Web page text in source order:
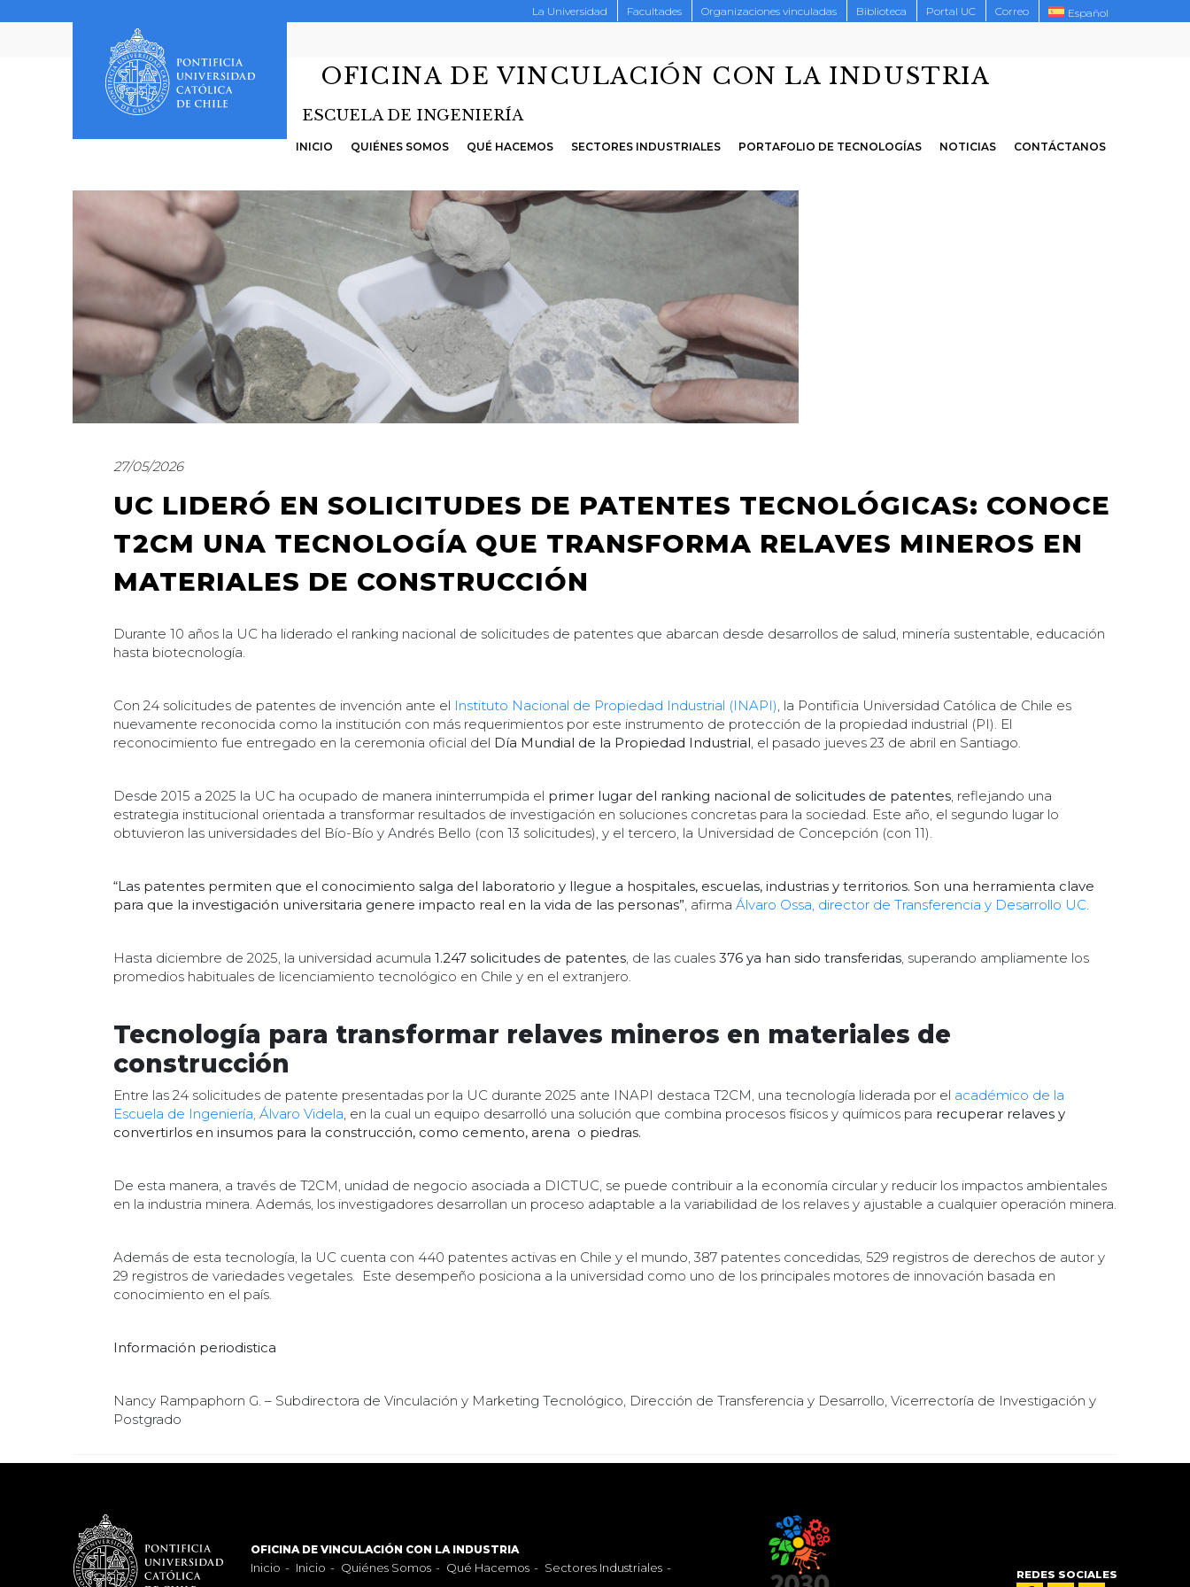
La Universidad Facultades Organizaciones vinculadas Biblioteca Portal UC Correo Español
OFICINA DE VINCULACIÓN CON LA INDUSTRIA
ESCUELA DE INGENIERÍA
INICIO QUIÉNES SOMOS QUÉ HACEMOS SECTORES INDUSTRIALES PORTAFOLIO DE TECNOLOGÍAS NOTICIAS CONTÁCTANOS
27/05/2026
UC LIDERÓ EN SOLICITUDES DE PATENTES TECNOLÓGICAS: CONOCE
T2CM UNA TECNOLOGÍA QUE TRANSFORMA RELAVES MINEROS EN
MATERIALES DE CONSTRUCCIÓN
Durante 10 años la UC ha liderado el ranking nacional de solicitudes de patentes que abarcan desde desarrollos de salud, minería sustentable, educación
hasta biotecnología.
Con 24 solicitudes de patentes de invención ante el Instituto Nacional de Propiedad Industrial (INAPI) , la Pontificia Universidad Católica de Chile es
nuevamente reconocida como la institución con más requerimientos por este instrumento de protección de la propiedad industrial (PI). El
reconocimiento fue entregado en la ceremonia oficial del Día Mundial de la Propiedad Industrial , el pasado jueves 23 de abril en Santiago.
Desde 2015 a 2025 la UC ha ocupado de manera ininterrumpida el primer lugar del ranking nacional de solicitudes de patentes , reflejando una
estrategia institucional orientada a transformar resultados de investigación en soluciones concretas para la sociedad. Este año, el segundo lugar lo
obtuvieron las universidades del Bío-Bío y Andrés Bello (con 13 solicitudes), y el tercero, la Universidad de Concepción (con 11).
“Las patentes permiten que el conocimiento salga del laboratorio y llegue a hospitales, escuelas, industrias y territorios. Son una herramienta clave
para que la investigación universitaria genere impacto real en la vida de las personas” , afirmaÁlvaro Ossa, director de Transferencia y Desarrollo UC
Hasta diciembre de 2025, la universidad acumula1.247 solicitudes de patentes , de las cuales376 ya han sido transferidas , superando ampliamente los
promedios habituales de licenciamiento tecnológico en Chile y en el extranjero.
Tecnología para transformar relaves mineros en materiales de
construcción
Entre las 24 solicitudes de patente presentadas por la UC durante 2025 ante INAPI destaca T2CM, una tecnología liderada por el académico de la
Escuela de Ingeniería, Álvaro Videla , en la cual un equipo desarrolló una solución que combina procesos físicos y químicos para recuperar relaves y
convertirlos en insumos para la construcción, como cemento, arena o piedras.
De esta manera, a través de T2CM, unidad de negocio asociada a DICTUC, se puede contribuir a la economía circular y reducir los impactos ambientales
en la industria minera. Además, los investigadores desarrollan un proceso adaptable a la variabilidad de los relaves y ajustable a cualquier operación minera.
Además de esta tecnología, la UC cuenta con 440 patentes activas en Chile y el mundo, 387 patentes concedidas, 529 registros de derechos de autor y
29 registros de variedades vegetales. Este desempeño posiciona a la universidad como uno de los principales motores de innovación basada en
conocimiento en el país.
Información periodistica
Nancy Rampaphorn G. – Subdirectora de Vinculación y Marketing Tecnológico, Dirección de Transferencia y Desarrollo, Vicerrectoría de Investigación y
Postgrado
OFICINA DE VINCULACIÓN CON LA INDUSTRIA
Inicio - Inicio - Quiénes Somos - Qué Hacemos - Sectores Industriales -
REDES SOCIALES